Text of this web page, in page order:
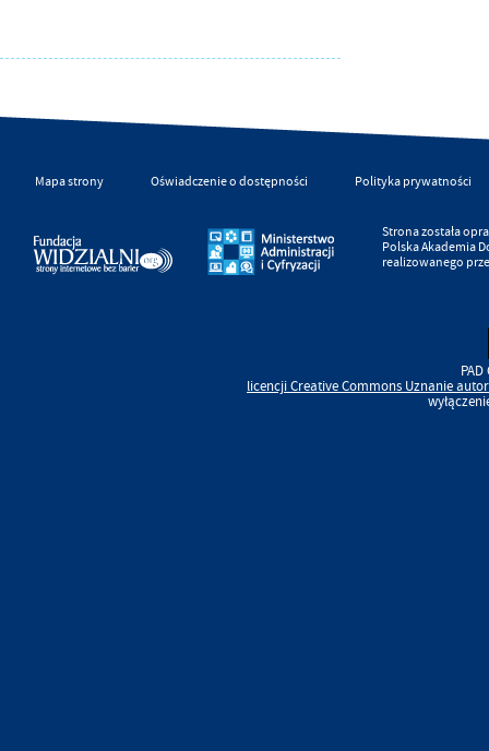
Mapa strony Oświadczenie o dostępności Polityka prywatności
Strona została
Polska Akademia
realizowanego
licencjiCreative Commons Uznanie